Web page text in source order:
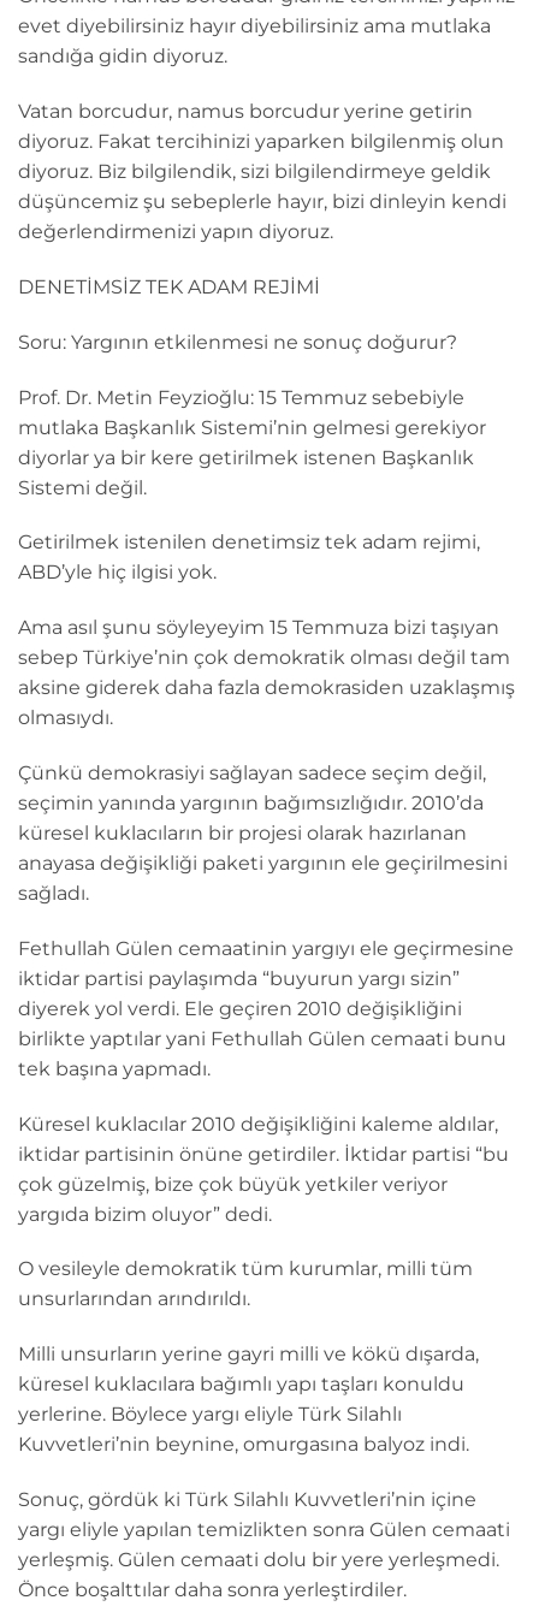
evet diyebilirsiniz hayır diyebilirsiniz ama mutlaka
sandığa gidin diyoruz.
Vatan borcudur, namus borcudur yerine getirin
diyoruz. Fakat tercihinizi yaparken bilgilenmiş olun
diyoruz. Biz bilgilendik, sizi bilgilendirmeye geldik
düşüncemiz şu sebeplerle hayır, bizi dinleyin kendi
değerlendirmenizi yapın diyoruz.
DENETİMSİZ TEK ADAM REJİMİ
Soru: Yargının etkilenmesi ne sonuç doğurur?
Prof. Dr. Metin Feyzioğlu: 15 Temmuz sebebiyle
mutlaka Başkanlık Sistemi’nin gelmesi gerekiyor
diyorlar ya bir kere getirilmek istenen Başkanlık
Sistemi değil.
Getirilmek istenilen denetimsiz tek adam rejimi,
ABD’yle hiç ilgisi yok.
Ama asıl şunu söyleyeyim 15 Temmuza bizi taşıyan
sebep Türkiye’nin çok demokratik olması değil tam
aksine giderek daha fazla demokrasiden uzaklaşmış
olmasıydı.
Çünkü demokrasiyi sağlayan sadece seçim değil,
seçimin yanında yargının bağımsızlığıdır. 2010’da
küresel kuklacıların bir projesi olarak hazırlanan
anayasa değişikliği paketi yargının ele geçirilmesini
sağladı.
Fethullah Gülen cemaatinin yargıyı ele geçirmesine
iktidar partisi paylaşımda “buyurun yargı sizin”
diyerek yol verdi. Ele geçiren 2010 değişikliğini
birlikte yaptılar yani Fethullah Gülen cemaati bunu
tek başına yapmadı.
Küresel kuklacılar 2010 değişikliğini kaleme aldılar,
iktidar partisinin önüne getirdiler. İktidar partisi “bu
çok güzelmiş, bize çok büyük yetkiler veriyor
yargıda bizim oluyor” dedi.
O vesileyle demokratik tüm kurumlar, milli tüm
unsurlarından arındırıldı.
Milli unsurların yerine gayri milli ve kökü dışarda,
küresel kuklacılara bağımlı yapı taşları konuldu
yerlerine. Böylece yargı eliyle Türk Silahlı
Kuvvetleri’nin beynine, omurgasına balyoz indi.
Sonuç, gördük ki Türk Silahlı Kuvvetleri’nin içine
yargı eliyle yapılan temizlikten sonra Gülen cemaati
yerleşmiş. Gülen cemaati dolu bir yere yerleşmedi.
Önce boşalttılar daha sonra yerleştirdiler.